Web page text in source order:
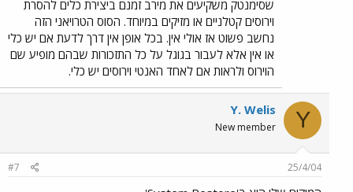
שסימנטק משקיעים את מירב זמנם ביצירת כלים להסרת
וירוסים קטלניים או מזיקים במיוחד. הסוס הטרויאני הזה
נחשב פשוט אז אולי אין. בכל אופן אין דרך לדעת אם יש כלי
או אין אלא לעבור בגוגל על כל התזכורות שבהם מופיע שם
הוירוס ולראות אם לאחד האנטי וירוסים יש כלי.
Y
Y. Welis
New member
25/4/04
#7